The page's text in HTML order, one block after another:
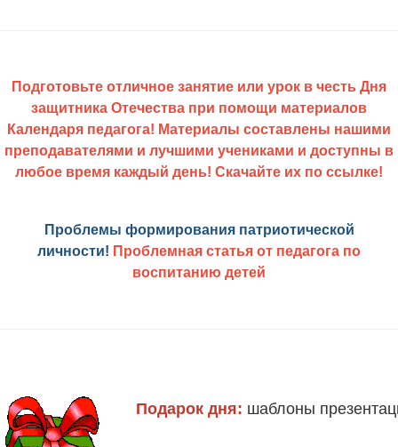
Подготовьте отличное занятие или урок в честь Дня
защитника Отечества при помощи материалов
Календаря педагога! Материалы составлены нашими
преподавателями и лучшими учениками и доступны в
любое время каждый день! Скачайте их по ссылке!
Проблемы формирования патриотической
личности! Проблемная статья от педагога по
воспитанию детей
Подарок дня: шаблоны